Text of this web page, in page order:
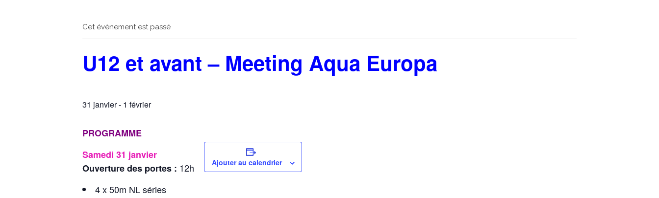
Cet évènement est passé
U12 et avant – Meeting Aqua Europa
31 janvier- 1 février
PROGRAMME
Samedi 31 janvier
Ouverture des portes : 12h
4 x 50m NL séries
Ajouter au calendrier